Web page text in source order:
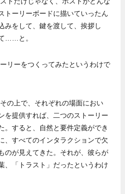
トーリーボードに描いていったん
みをして、鍵を渡して、挨拶し
……と。
ーをつくってみたというわけで
上で、それぞれの場面におい
を提供すれば、二つのストーリー
。すると、自然と要件定義ができ
、すべてのインタラクションで欠
のが見えてきた。それが、彼らが
、「トラスト」だったというわけ